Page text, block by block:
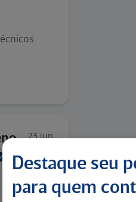
23 jun
Híbrido
Destaque seu
para quem